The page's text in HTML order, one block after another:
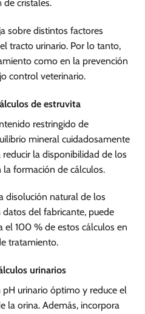
cristales.
sobre distintos factores
tracto urinario. Por lo tanto,
como en la prevención
control veterinario.
de estruvita
restringido de
mineral cuidadosamente
la disponibilidad de los
formación de cálculos.
disolución natural de los
datos del fabricante, puede
el 100 % de estos cálculos en
tratamiento.
urinarios
urinario óptimo y reduce el
la orina. Además, incorpora